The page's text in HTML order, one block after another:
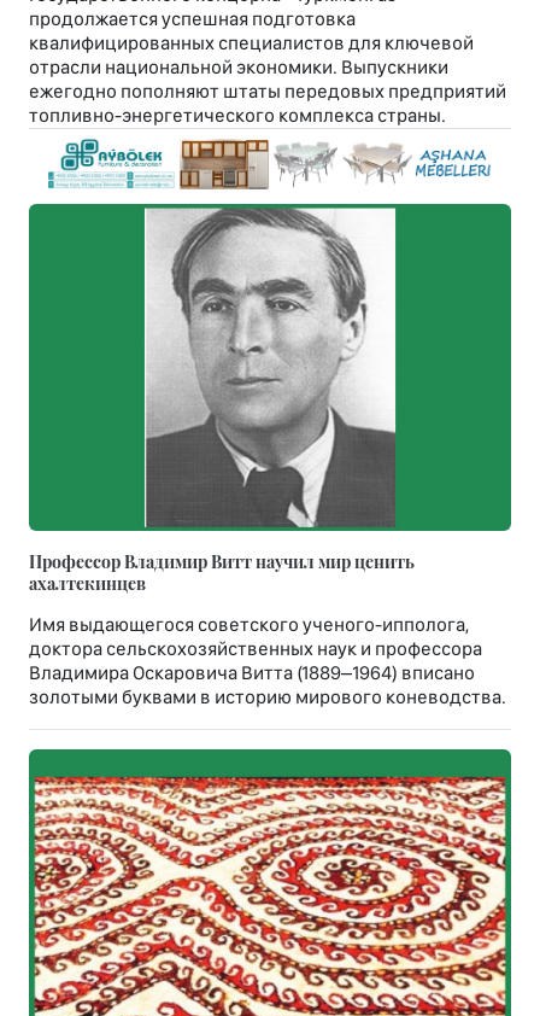
продолжается успешная подготовка
квалифицированных специалистов для ключевой
отрасли национальной экономики. Выпускники
ежегодно пополняют штаты передовых предприятий
топливно-энергетического комплекса страны.
Профессор Владимир Витт научил мир ценить
ахалтекинцев
Имя выдающегося советского ученого-ипполога,
доктора сельскохозяйственных наук и профессора
Владимира Оскаровича Витта (1889–1964) вписано
золотыми буквами в историю мирового коневодства.